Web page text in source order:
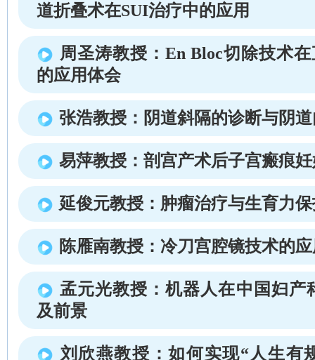
道折叠术在SUI治疗中的应用
周圣涛教授：En Bloc切除技术
的应用体会
张浩教授：阴道斜隔的诊断与阴
易萍教授：剖宫产术后子宫瘢痕
延俊元教授：肿瘤治疗与生育力
陈雁南教授：冷刀宫腔镜技术的
孟元光教授：机器人在中国妇产
及前景
刘欣燕教授：如何实现“人生有